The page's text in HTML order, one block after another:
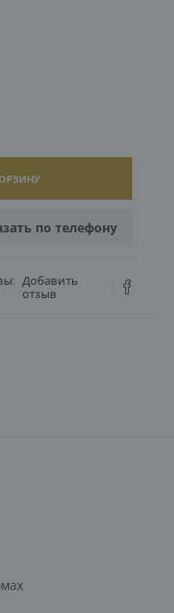
по телефону
Добавить
отзыв